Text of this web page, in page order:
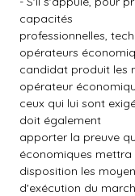
capacités
professionnelles,
opérateurs
candidat produit les
opérateur
ceux qui lui sont
doit également
apporter la preuve
économiques mettra
disposition les
d'exécution du